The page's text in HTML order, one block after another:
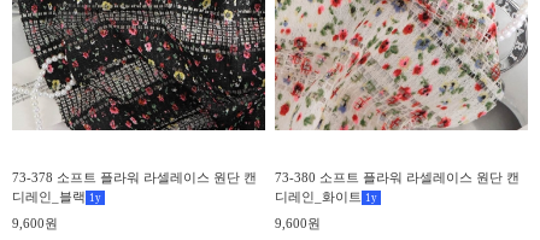
73-378 소프트 플라워 라셀레이스 원단 캔
디레인_블랙 1 y
9,600원
73-380 소프트 플라워 라셀레이스 원단 캔
디레인_화이트 1 y
9,600원